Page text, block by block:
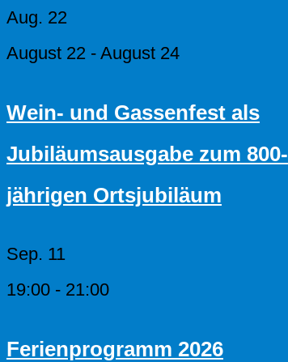
Aug. 22
August 22 - August 24
Wein- und Gassenfest als
Jubiläumsausgabe zum 800-
jährigen Ortsjubiläum
Sep. 11
19:00 - 21:00
Ferienprogramm 2026